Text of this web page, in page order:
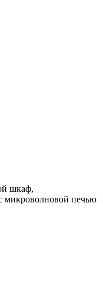
шкаф,
микроволновой печью